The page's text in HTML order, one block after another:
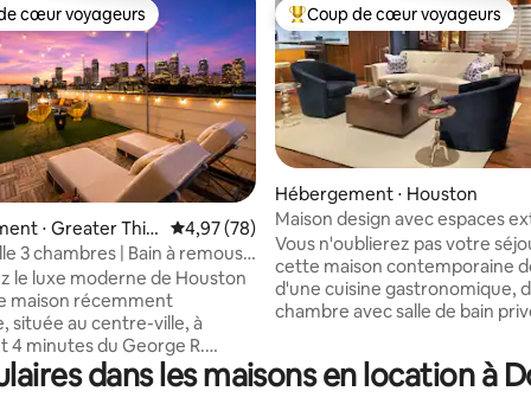
base de 233 commentaires : 4,93 sur 5
cœur voyageurs les plus appréciés
cœur voyageurs
⋅ Greater Thir
Évaluation moyenne sur la base de 78
4,97 (78)
3 chambres | Bain à remous •
sur la ville
le luxe moderne de Houston
maison récemment
située au centre-ville, à
4 minutes du George R.
Center, du Toyota
Med Center et du Daikin Park
Coups de cœur voyageurs les
Coup de cœur voyageurs
Hébergement ⋅ Houston
Maison design avec espaces
dans le quartier de Meyerland
Vous n'oublierez pas votre
cette maison contemporaine
d'une cuisine gastronomique,
chambre avec salle de bain
la chambre ou la cuisine pour
dans les maisons en location à